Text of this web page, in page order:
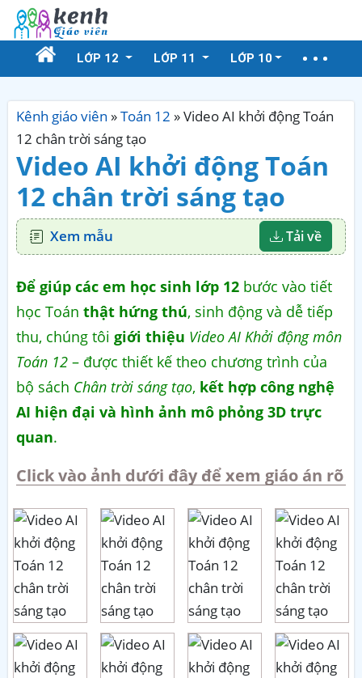
LỚP 12 LỚP 11 LỚP 10
Kênh giáo viên »Toán 12 »Video AI khởi động Toán
12 chân trời sáng tạo
Video AI khởi động Toán
12 chân trời sáng tạo
Xem mẫu Tải về
Để giúp các em học sinh lớp 12 bước vào tiết
học Toán thật hứng thú, sinh động và dễ tiếp
thu, chúng tôi giới thiệu Video AI Khởi động môn
Toán 12 – được thiết kế theo chương trình của
bộ sách Chân trời sáng tạo, kết hợp công nghệ
AI hiện đại và hình ảnh mô phỏng 3D trực
quan.
Click vào ảnh dưới đây để xem giáo án rõ